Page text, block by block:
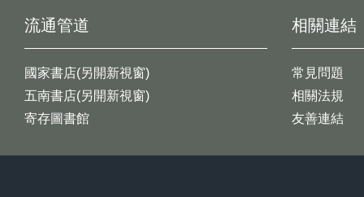
流通管道
國家書店(另開新視窗)
五南書店(另開新視窗)
寄存圖書館
相關連結
常見問題
相關法規
友善連結